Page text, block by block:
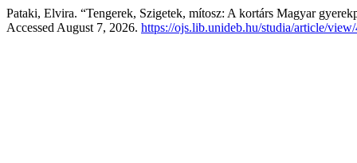
Pataki, Elvira. “Tengerek, Szigetek, mítosz: A kortárs Magyar
Accessed August 7, 2026. https://ojs.lib.unideb.hu/studia/article/